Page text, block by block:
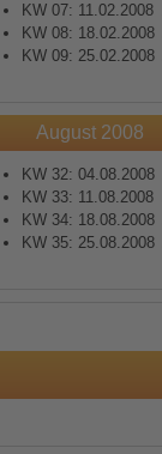
KW 07: 11.02.2008
KW 08: 18.02.2008
KW 09: 25.02.2008
August 2008
KW 32: 04.08.2008
KW 33: 11.08.2008
KW 34: 18.08.2008
KW 35: 25.08.2008